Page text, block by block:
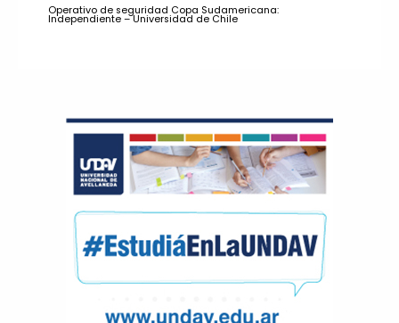
Operativo de seguridad Copa Sudamericana:
Independiente – Universidad de Chile